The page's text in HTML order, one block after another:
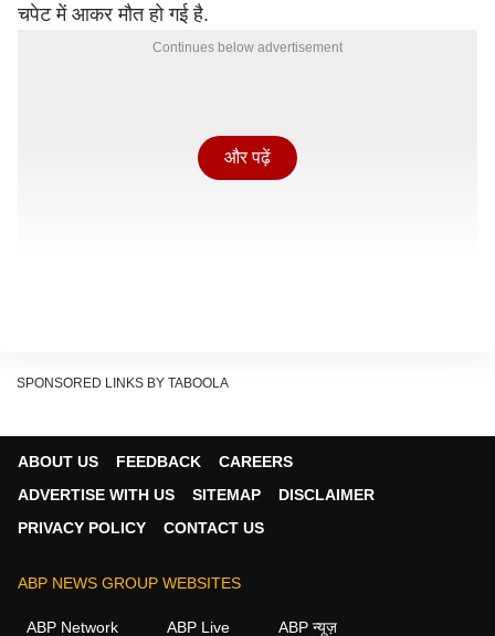
चपेट में आकर मौत हो गई है.
Continues below advertisement
दिल्ली के मालवीय नगर इलाके के हौजरानी में एक होटल बना था,
और पढ़ें
SPONSORED LINKS BY TABOOLA
ABOUT US FEEDBACK
CAREERS
ADVERTISE WITH US
SITEMAP
DISCLAIMER
PRIVACY POLICY
CONTACT US
ABP NEWS GROUP WEBSITES
ABP Network ABP Live ABP न्यूज़